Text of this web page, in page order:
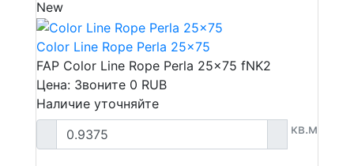
New
Color Line Rope Perla 25x75
FAP Color Line Rope Perla 25x75 fNK2
Цена: Звоните 0 RUB
Наличие уточняйте
кв.м